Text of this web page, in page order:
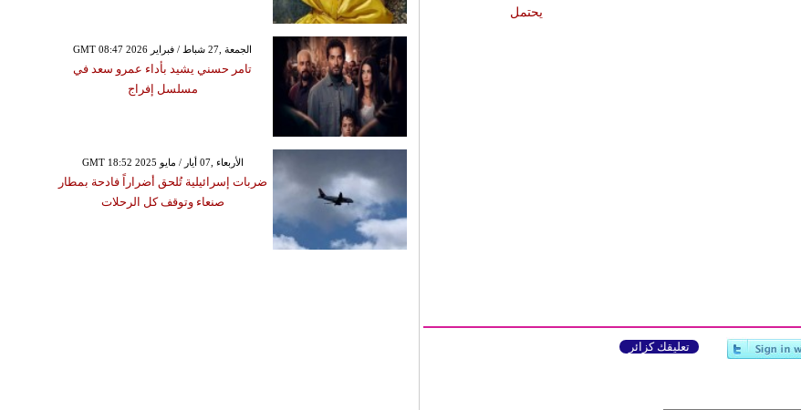
عقد
يحتمل
تعليقك كزائر
GMT 08:47 2026 الجمعة ,27 شباط / فبراير
تامر حسني يشيد بأداء عمرو سعد في
مسلسل إفراج
GMT 18:52 2025 الأربعاء ,07 أيار / مايو
ضربات إسرائيلية تُلحق أضراراً فادحة بمطار
صنعاء وتوقف كل الرحلات